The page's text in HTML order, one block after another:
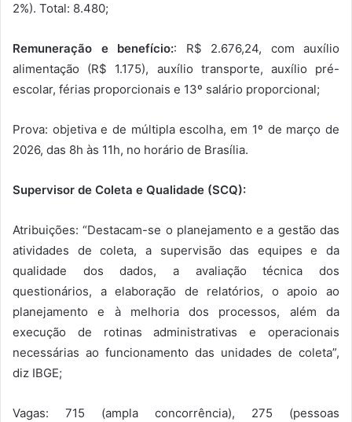
2%). Total: 8.480;
Remuneração e benefício:: R$ 2.676,24, com auxílio
alimentação (R$ 1.175), auxílio transporte, auxílio pré-
escolar, férias proporcionais e 13º salário proporcional;
Prova: objetiva e de múltipla escolha, em 1º de março de
2026, das 8h às 11h, no horário de Brasília.
Supervisor de Coleta e Qualidade (SCQ):
Atribuições: “Destacam-se o planejamento e a gestão das
atividades de coleta, a supervisão das equipes e da
qualidade dos dados, a avaliação técnica dos
questionários, a elaboração de relatórios, o apoio ao
planejamento e à melhoria dos processos, além da
execução de rotinas administrativas e operacionais
necessárias ao funcionamento das unidades de coleta”,
diz IBGE;
Vagas: 715 (ampla concorrência), 275 (pessoas